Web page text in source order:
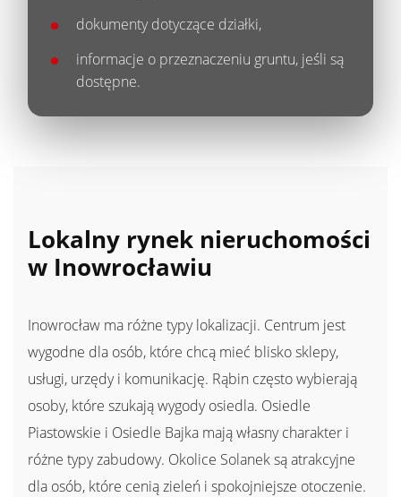
dokumenty dotyczące działki,
informacje o przeznaczeniu gruntu, jeśli są
dostępne.
Lokalny rynek nieruchomości
w Inowrocławiu
Inowrocław ma różne typy lokalizacji. Centrum jest
wygodne dla osób, które chcą mieć blisko sklepy,
usługi, urzędy i komunikację. Rąbin często wybierają
osoby, które szukają wygody osiedla. Osiedle
Piastowskie i Osiedle Bajka mają własny charakter i
różne typy zabudowy. Okolice Solanek są atrakcyjne
dla osób, które cenią zieleń i spokojniejsze otoczenie.